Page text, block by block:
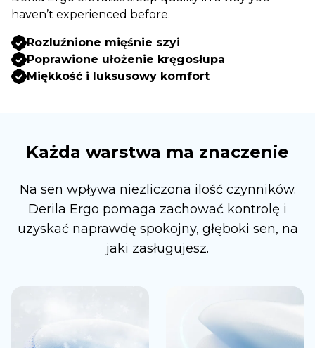
haven’t experienced before.
Rozluźnione mięśnie szyi
Poprawione ułożenie kręgosłupa
Miękkość i luksusowy komfort
Każda warstwa ma znaczenie
Na sen wpływa niezliczona ilość czynników.
Derila Ergo pomaga zachować kontrolę i
uzyskać naprawdę spokojny, głęboki sen, na
jaki zasługujesz.